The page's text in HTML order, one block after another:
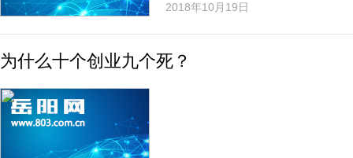
2018年10月19日
为什么十个创业九个死？